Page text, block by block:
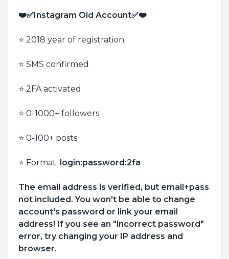
❤️✅Instagram Old Account✅❤️
⭐ 2018 year of registration
⭐ SMS confirmed
⭐ 2FA activated
⭐ 0-1000+ followers
⭐ 0-100+ posts
⭐ Format: login:password:2fa
The email address is verified, but email+pass
not included. You won't be able to change
account's password or link your email
address! If you see an "incorrect password"
error, try changing your IP address and
browser.